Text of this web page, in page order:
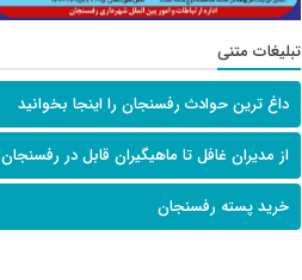
تبلیغات متنی
داغ ترین حوادث رفسنجان را اینجا بخوانید
از مدیران غافل تا ماهیگیران قابل در رفسنجان
خرید پسته رفسنجان